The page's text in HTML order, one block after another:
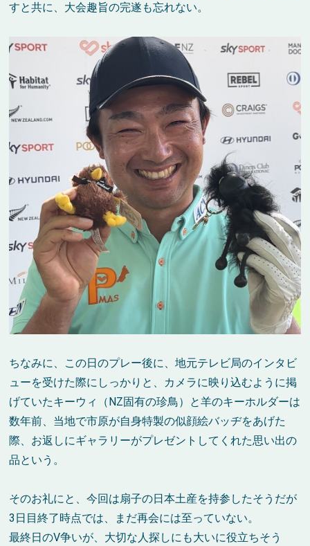
すと共に、大会趣旨の完遂も忘れない。
ちなみに、この日のプレー後に、地元テレビ局のインタビ
ューを受けた際にしっかりと、カメラに映り込むように掲
げていたキーウィ（NZ固有の珍鳥）と羊のキーホルダーは
数年前、当地で市原が自身特製の似顔絵バッヂをあげた
際、お返しにギャラリーがプレゼントしてくれた思い出の
品という。
そのお礼にと、今回は扇子の日本土産を持参したそうだが
3日目終了時点では、まだ再会には至っていない。
最終日のV争いが、大切な人探しにも大いに役立ちそう